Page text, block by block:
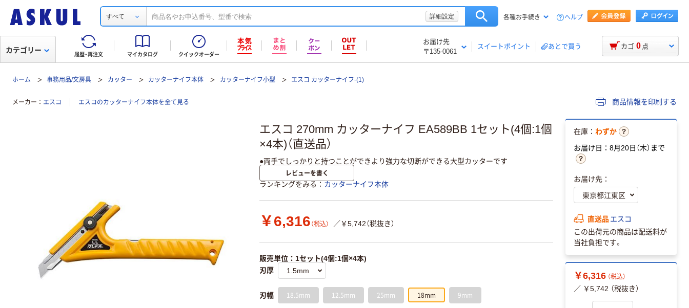
すべて 詳細設定 各種お手続き ヘルプ
履歴・再注文 マイカタログ クイックオーダー
お届け先
〒135-0061
スイートポイント あとで買う
カテゴリー カゴ 0 点
ホーム 事務用品/文房具 カッター カッターナイフ本体 カッターナイフ小型 エスコ カッターナイフ-(1)
メーカー エスコ エスコのカッターナイフ本体を全て見る 商品情報を印刷する
エスコ 270mm カッターナイフ EA589BB 1セット(4個:1個
×4本)（直送品）
●両手でしっかりと持つことができより強力な切断ができる大型カッターです
レビューを書く
ランキングをみる カッターナイフ本体
￥6,316 （税込） ／￥5,742（税抜き）
販売単位：1セット(4個:1個×4本)
刃厚
刃幅 18.5mm 12.5mm 25mm 18mm 9mm
在庫： わずか
お届け日：8月20日（木）まで
お届け先：
直送品 エスコ
この出荷元の商品は配送料が
当社負担です。
￥6,316 （税込）
／ ￥5,742 （税抜き）